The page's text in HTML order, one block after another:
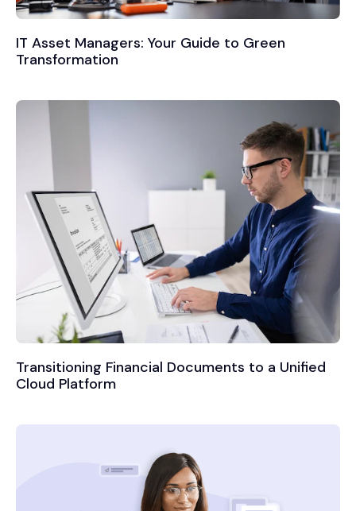
IT Asset Managers: Your Guide to Green
Transformation
Transitioning Financial Documents to a Unified
Cloud Platform